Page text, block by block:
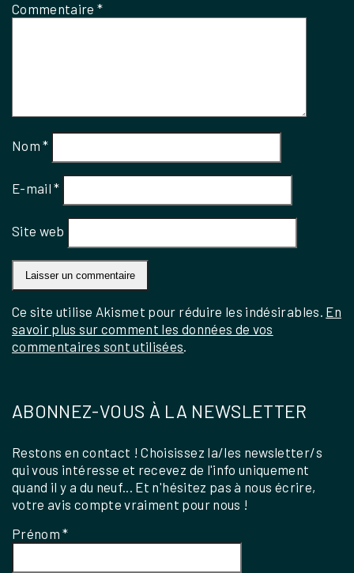
Commentaire*
Nom*
E-mail*
Site web
Ce site utilise Akismet pour réduire les indésirables. En
savoir plus sur comment les données de vos
commentaires sont utilisées.
ABONNEZ-VOUS À LA NEWSLETTER
Restons en contact ! Choisissez la/les newsletter/s
qui vous intéresse et recevez de l'info uniquement
quand il y a du neuf... Et n'hésitez pas à nous écrire,
votre avis compte vraiment pour nous !
Prénom*